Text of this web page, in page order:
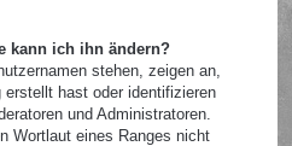
kann ich ihn ändern?
stehen, zeigen an,
hast oder identifizieren
und Administratoren.
Wortlaut eines Ranges nicht